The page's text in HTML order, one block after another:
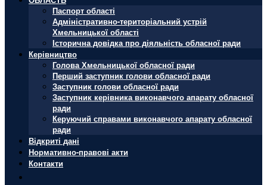
Паспорт області
Адміністративно-територіальний устрій
Хмельницької області
Історична довідка про діяльність обласної ради
Керівництво
Голова Хмельницької обласної ради
Перший заступник голови обласної ради
Заступник голови обласної ради
Заступник керівника виконавчого апарату обласної
ради
Керуючий справами виконавчого апарату обласної
ради
Відкриті дані
Нормативно-правові акти
Контакти